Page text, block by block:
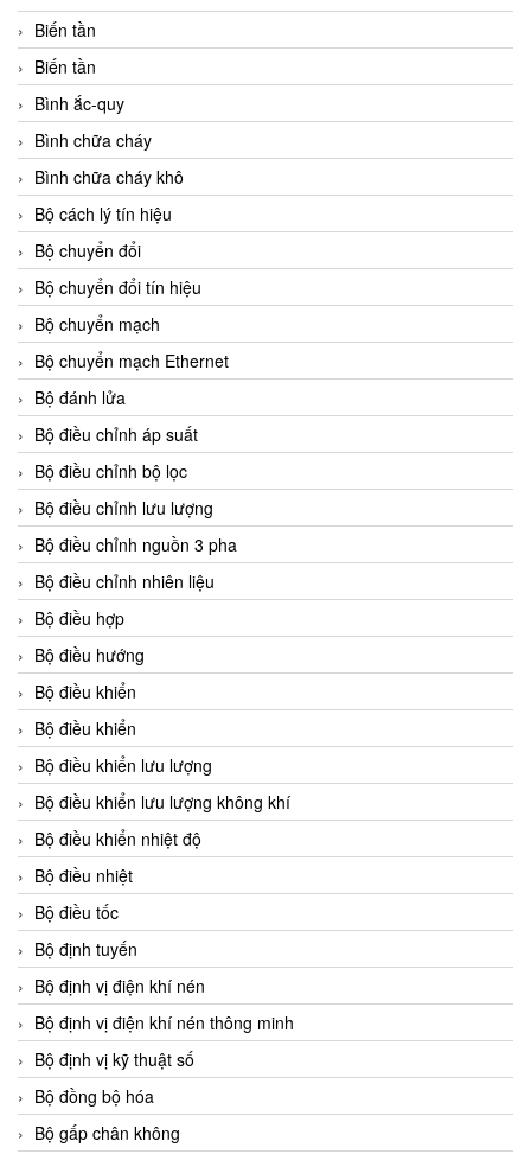
Biến tần
Biến tần
Bình ắc-quy
Bình chữa cháy
Bình chữa cháy khô
Bộ cách lý tín hiệu
Bộ chuyển đổi
Bộ chuyển đổi tín hiệu
Bộ chuyển mạch
Bộ chuyển mạch Ethernet
Bộ đánh lửa
Bộ điều chỉnh áp suất
Bộ điều chỉnh bộ lọc
Bộ điều chỉnh lưu lượng
Bộ điều chỉnh nguồn 3 pha
Bộ điều chỉnh nhiên liệu
Bộ điều hợp
Bộ điều hướng
Bộ điều khiển
Bộ điều khiển
Bộ điều khiển lưu lượng
Bộ điều khiển lưu lượng không khí
Bộ điều khiển nhiệt độ
Bộ điều nhiệt
Bộ điều tốc
Bộ định tuyến
Bộ định vị điện khí nén
Bộ định vị điện khí nén thông minh
Bộ định vị kỹ thuật số
Bộ đồng bộ hóa
Bộ gấp chân không